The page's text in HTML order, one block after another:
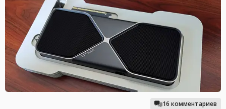
16 комментариев